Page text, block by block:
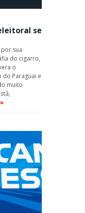
se
sua
do cigarro,
o
Paraguai e
muito